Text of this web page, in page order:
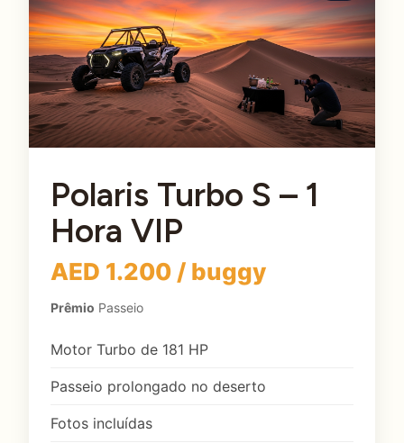
Polaris Turbo S – 1
Hora VIP
AED 1.200 / buggy
Prêmio Passeio
Motor Turbo de 181 HP
Passeio prolongado no deserto
Fotos incluídas